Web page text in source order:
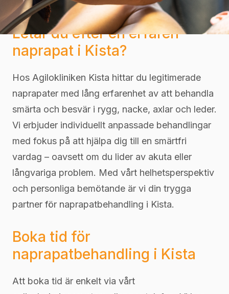
Naprapat Kista
Letar du efter en erfaren
naprapat i Kista?
Hos Agilokliniken Kista hittar du legitimerade
naprapater med lång erfarenhet av att behandla
smärta och besvär i rygg, nacke, axlar och leder.
Vi erbjuder individuellt anpassade behandlingar
med fokus på att hjälpa dig till en smärtfri
vardag – oavsett om du lider av akuta eller
långvariga problem. Med vårt helhetsperspektiv
och personliga bemötande är vi din trygga
partner för naprapatbehandling i Kista.
Boka tid för
naprapatbehandling i Kista
Att boka tid är enkelt via vårt